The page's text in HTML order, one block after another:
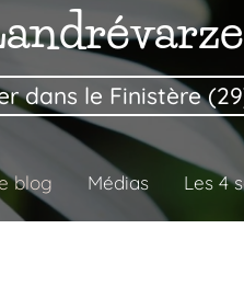
dans le Finistère
blog Médias Les 4